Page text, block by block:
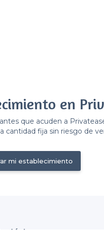
en
que acuden a
cantidad fija sin riesgo de
mi establecimiento